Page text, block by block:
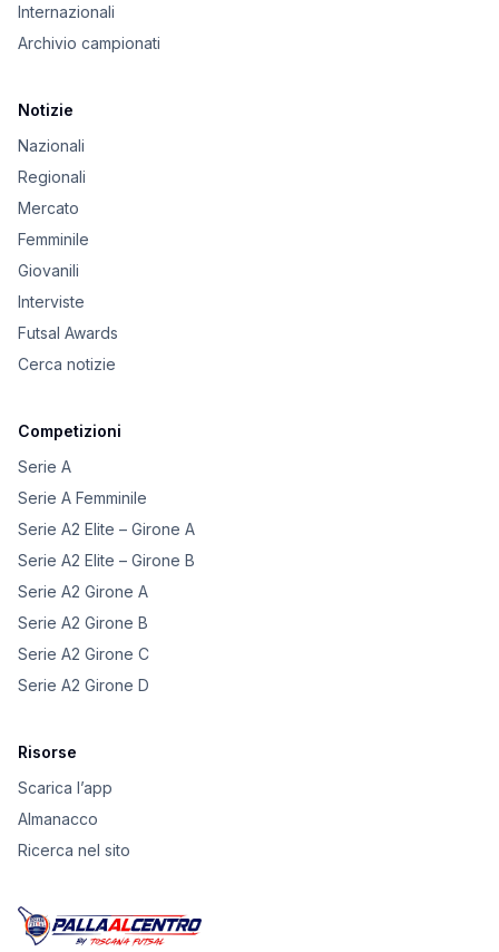
Internazionali
Archivio campionati
Notizie
Nazionali
Regionali
Mercato
Femminile
Giovanili
Interviste
Futsal Awards
Cerca notizie
Competizioni
Serie A
Serie A Femminile
Serie A2 Elite – Girone A
Serie A2 Elite – Girone B
Serie A2 Girone A
Serie A2 Girone B
Serie A2 Girone C
Serie A2 Girone D
Risorse
Scarica l’app
Almanacco
Ricerca nel sito